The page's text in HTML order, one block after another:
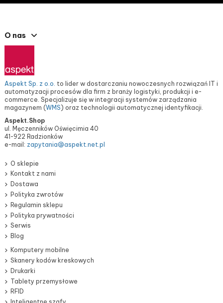
O nas
Aspekt Sp. z o.o. to lider w dostarczaniu nowoczesnych rozwiązań IT i
automatyzacji procesów dla firm z branży logistyki, produkcji i e-
commerce. Specjalizuje się w integracji systemów zarządzania
magazynem (WMS) oraz technologii automatycznej identyfikacji.
Aspekt.Shop
ul. Męczenników Oświęcimia 40
41-922 Radzionków
e-mail: zapytania@aspekt.net.pl
O sklepie
Kontakt z nami
Dostawa
Polityka zwrotów
Regulamin sklepu
Polityka prywatności
Serwis
Blog
Komputery mobilne
Skanery kodów kreskowych
Drukarki
Tablety przemysłowe
RFID